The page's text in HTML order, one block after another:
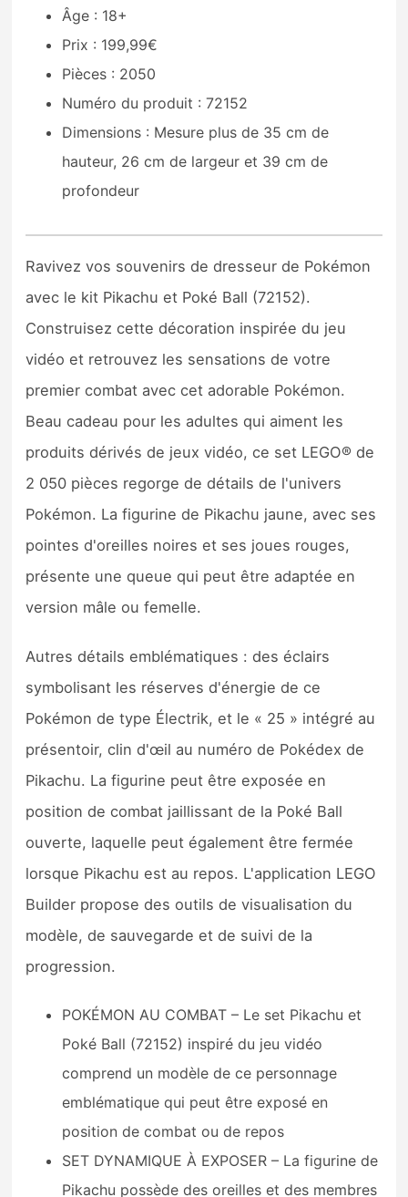
Bons plans
Guides
Âge : 18+
Prix : 199,99€
Pièces : 2050
Numéro du produit : 72152
Dimensions : Mesure plus de 35 cm de
hauteur, 26 cm de largeur et 39 cm de
profondeur
Ravivez vos souvenirs de dresseur de Pokémon
avec le kit Pikachu et Poké Ball (72152).
Construisez cette décoration inspirée du jeu
vidéo et retrouvez les sensations de votre
premier combat avec cet adorable Pokémon.
Beau cadeau pour les adultes qui aiment les
produits dérivés de jeux vidéo, ce set LEGO® de
2 050 pièces regorge de détails de l'univers
Pokémon. La figurine de Pikachu jaune, avec ses
pointes d'oreilles noires et ses joues rouges,
présente une queue qui peut être adaptée en
version mâle ou femelle.
Autres détails emblématiques : des éclairs
symbolisant les réserves d'énergie de ce
Pokémon de type Électrik, et le « 25 » intégré au
présentoir, clin d'œil au numéro de Pokédex de
Pikachu. La figurine peut être exposée en
position de combat jaillissant de la Poké Ball
ouverte, laquelle peut également être fermée
lorsque Pikachu est au repos. L'application LEGO
Builder propose des outils de visualisation du
modèle, de sauvegarde et de suivi de la
progression.
POKÉMON AU COMBAT – Le set Pikachu et
Poké Ball (72152) inspiré du jeu vidéo
comprend un modèle de ce personnage
emblématique qui peut être exposé en
position de combat ou de repos
SET DYNAMIQUE À EXPOSER – La figurine de
Pikachu possède des oreilles et des membres